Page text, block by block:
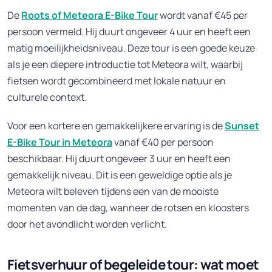
DeRoots of Meteora E-Bike Tourwordt vanaf €45 per
persoon vermeld. Hij duurt ongeveer 4 uur en heeft een
matig moeilijkheidsniveau. Deze tour is een goede keuze
als je een diepere introductie tot Meteora wilt, waarbij
fietsen wordt gecombineerd met lokale natuur en
culturele context.
Voor een kortere en gemakkelijkere ervaring is deSunset
E-Bike Tour in Meteoravanaf €40 per persoon
beschikbaar. Hij duurt ongeveer 3 uur en heeft een
gemakkelijk niveau. Dit is een geweldige optie als je
Meteora wilt beleven tijdens een van de mooiste
momenten van de dag, wanneer de rotsen en kloosters
door het avondlicht worden verlicht.
Fietsverhuur of begeleide tour: wat moet